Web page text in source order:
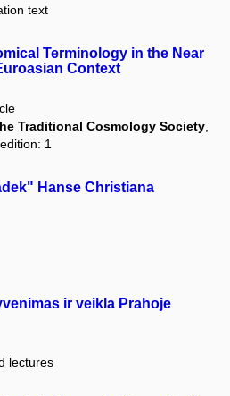
text
Terminology in the Near
Context
Traditional Cosmology Society
1
Hanse Christiana
ir veikla Prahoje
lectures